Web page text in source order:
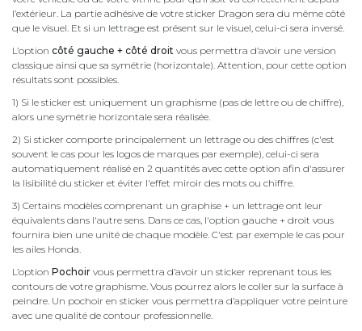
l’extérieur. La partie adhésive de votre sticker Dragon sera du même côté
que le visuel. Et si un lettrage est présent sur le visuel, celui-ci sera inversé.
L’option côté gauche + côté droit vous permettra d’avoir une version
classique ainsi que sa symétrie (horizontale). Attention, pour cette option
résultats sont possibles.
1) Si le sticker est uniquement un graphisme (pas de lettre ou de chiffre),
alors une symétrie horizontale sera réalisée.
2) Si sticker comporte principalement un lettrage ou des chiffres (c'est
souvent le cas pour les logos de marques par exemple), celui-ci sera
automatiquement réalisé en 2 quantités avec cette option afin d'assurer
la lisibilité du sticker et éviter l'effet miroir des mots ou chiffre.
3) Certains modèles comprenant un graphise + un lettrage ont leur
équivalents dans l'autre sens. Dans ce cas, l'option gauche + droit vous
fournira bien une unité de chaque modèle. C'est par exemple le cas pour
les ailes Honda.
L’option Pochoir vous permettra d’avoir un sticker reprenant tous les
contours de votre graphisme. Vous pourrez alors le coller sur la surface à
peindre. Un pochoir en sticker vous permettra d’appliquer votre peinture
avec une qualité de contour professionnelle.